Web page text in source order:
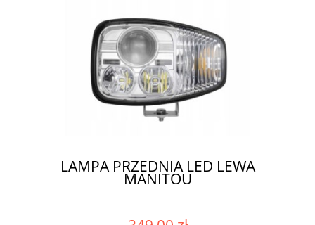
LAMPA PRZEDNIA LED LEWA
MANITOU